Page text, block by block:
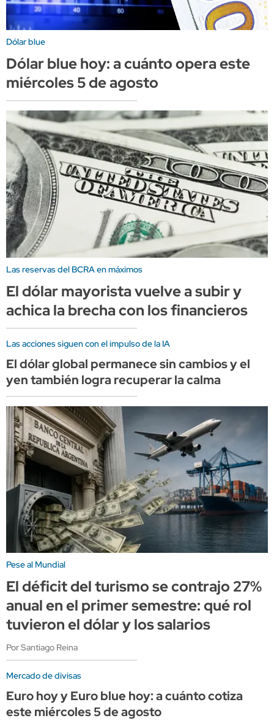
Dólar blue
Dólar blue hoy: a cuánto opera este
miércoles 5 de agosto
Las reservas del BCRA en máximos
El dólar mayorista vuelve a subir y
achica la brecha con los financieros
Las acciones siguen con el impulso de la IA
El dólar global permanece sin cambios y el
yen también logra recuperar la calma
Pese al Mundial
El déficit del turismo se contrajo 27%
anual en el primer semestre: qué rol
tuvieron el dólar y los salarios
Por Santiago Reina
Mercado de divisas
Euro hoy y Euro blue hoy: a cuánto cotiza
este miércoles 5 de agosto